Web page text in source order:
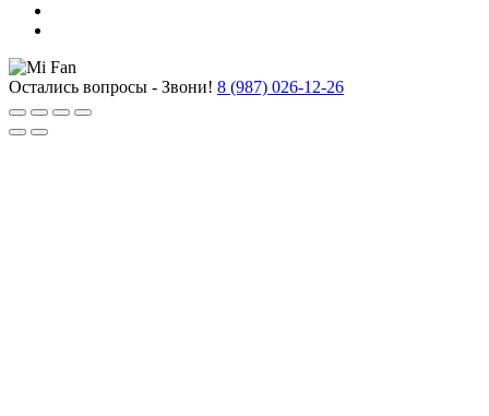
Остались вопросы - Звони! 8 (987) 026-12-26